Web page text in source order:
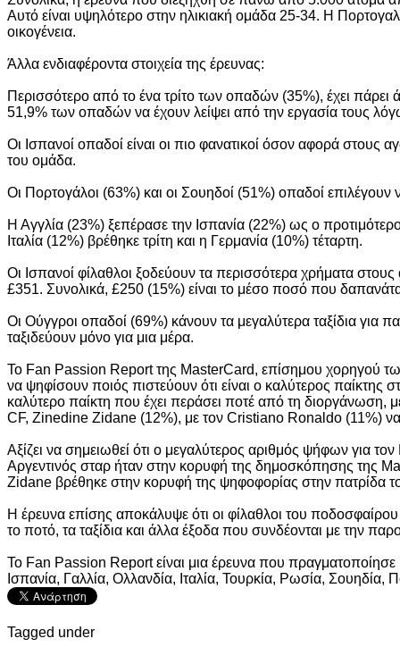
Αυτό είναι υψηλότερο στην ηλικιακή ομάδα 25-34. Η
οικογένεια.
Άλλα ενδιαφέροντα στοιχεία της έρευνας:
Περισσότερο από το ένα τρίτο των οπαδών (35%), έχει
51,9% των οπαδών να έχουν λείψει από την εργασία τους
Οι Ισπανοί οπαδοί είναι οι πιο φανατικοί όσον αφορά
του ομάδα.
Οι Πορτογάλοι (63%) και οι Σουηδοί (51%) οπαδοί επιλέγουν
Η Αγγλία (23%) ξεπέρασε την Ισπανία (22%) ως ο
Ιταλία (12%) βρέθηκε τρίτη και η Γερμανία (10%) τέταρτη.
Οι Ισπανοί φίλαθλοι ξοδεύουν τα περισσότερα χρήματα
£351. Συνολικά, £250 (15%) είναι το μέσο ποσό που
Οι Ούγγροι οπαδοί (69%) κάνουν τα μεγαλύτερα ταξίδια για
ταξιδεύουν μόνο για μια μέρα.
Το Fan Passion Report της MasterCard, επίσημου χορηγού
να ψηφίσουν ποιός πιστεύουν ότι είναι ο καλύτερος
καλύτερο παίκτη που έχει περάσει ποτέ από τη
CF, Zinedine Zidane (12%), με τον Cristiano Ronaldo (11%) να
Αξίζει να σημειωθεί ότι ο μεγαλύτερος αριθμός ψήφων για
Αργεντινός σταρ ήταν στην κορυφή της δημοσκόπησης της
Zidane βρέθηκε στην κορυφή της ψηφοφορίας στην πατρίδα
Η έρευνα επίσης αποκάλυψε ότι οι φίλαθλοι του
το ποτό, τα ταξίδια και άλλα έξοδα που συνδέονται με την
Το Fan Passion Report είναι μια έρευνα που
Ισπανία, Γαλλία, Ολλανδία, Ιταλία, Τουρκία, Ρωσία, Σουηδία,
Tagged under